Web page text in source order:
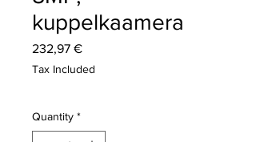
kuppelkaamera
232,97 €Price
Tax Included
Quantity *